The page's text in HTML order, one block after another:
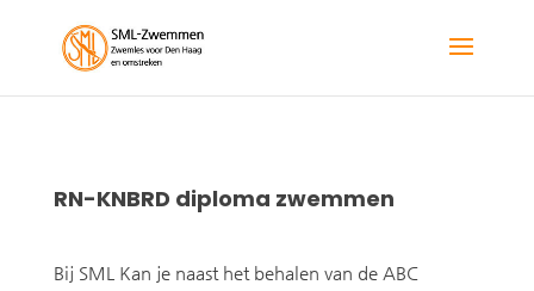
RN-KNBRD diploma zwemmen
Bij SML Kan je naast het behalen van de ABC